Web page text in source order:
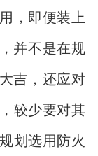
，即便装上
并不是在规
吉，还应对
较少要对其
划选用防火